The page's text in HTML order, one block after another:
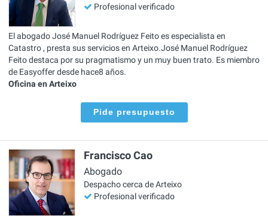
Profesional verificado
El abogado José Manuel Rodríguez Feito es especialista en
Catastro , presta sus servicios en Arteixo.José Manuel Rodríguez
Feito destaca por su pragmatismo y un muy buen trato. Es miembro
de Easyoffer desde hace8 años.
Oficina en Arteixo
Pide presupuesto
Francisco Cao
Abogado
Despacho cerca de Arteixo
Profesional verificado